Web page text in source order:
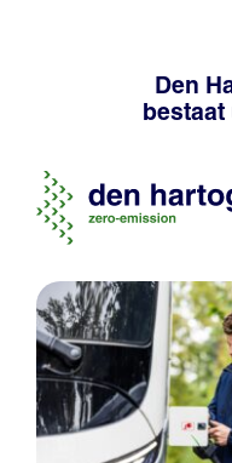
Den
bestaat